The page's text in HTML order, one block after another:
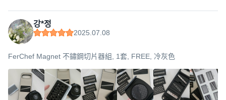
강*정
2025.07.08
FerChef Magnet 不鏽鋼切片器組, 1套, FREE, 冷灰色